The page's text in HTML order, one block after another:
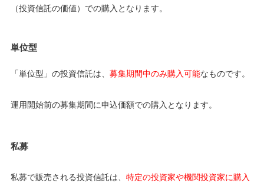
（投資信託の価値）での購入となります。
単位型
「単位型」の投資信託は、 募集期間中のみ購入可能なものです。
運用開始前の募集期間に申込価額での購入となります。
私募
私募で販売される投資信託は、 特定の投資家や機関投資家に購入